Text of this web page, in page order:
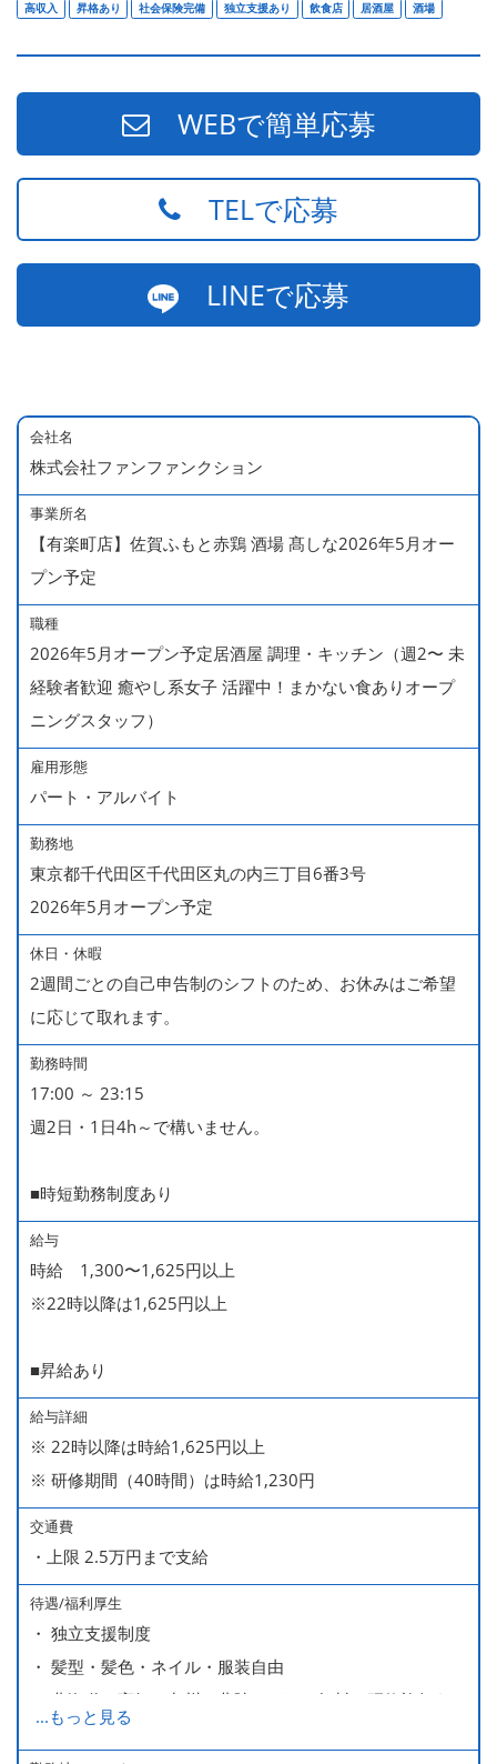
高収入
昇格あり 社会保険完備 独立支援あり 飲食店 居酒屋 酒場
WEBで簡単応募
TELで応募
LINEで応募
会社名
株式会社ファンファンクション
事業所名
【有楽町店】佐賀ふもと赤鶏 酒場 髙しな2026年5月オー
プン予定
職種
2026年5月オープン予定居酒屋 調理・キッチン（週2〜 未
経験者歓迎 癒やし系女子 活躍中！まかない食ありオープ
ニングスタッフ）
雇用形態
パート・アルバイト
勤務地
東京都千代田区千代田区丸の内三丁目6番3号
2026年5月オープン予定
休日・休暇
2週間ごとの自己申告制のシフトのため、お休みはご希望
に応じて取れます。
勤務時間
17:00 ～ 23:15
週2日・1日4h～で構いません。
■時短勤務制度あり
給与
時給 1,300〜1,625円以上
※22時以降は1,625円以上
■昇給あり
給与詳細
※ 22時以降は時給1,625円以上
※ 研修期間（40時間）は時給1,230円
交通費
・上限 2.5万円まで支給
待遇/福利厚生
・ 独立支援制度
・ 髪型・髪色・ネイル・服装自由
・ 北海道や高知、九州、北陸などへの無料の研修旅行あり
ます
...もっと見る